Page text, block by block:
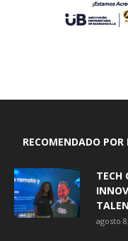
RECOMENDADO POR
TECH
agosto